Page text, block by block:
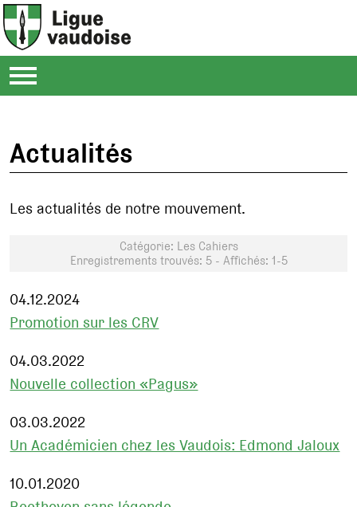
Actualités
Les actualités de notre mouvement.
Catégorie: Les Cahiers
Enregistrements trouvés: 5 - Affichés: 1-5
04.12.2024
Promotion sur les CRV
04.03.2022
Nouvelle collection «Pagus»
03.03.2022
Un Académicien chez les Vaudois: Edmond Jaloux
10.01.2020